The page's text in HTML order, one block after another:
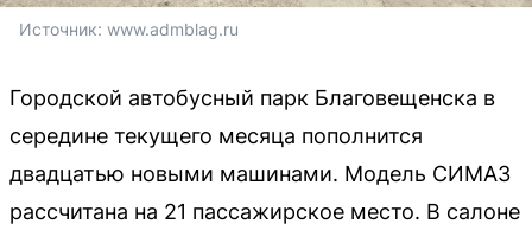
Источник: www.admblag.ru
Городской автобусный парк Благовещенска в
середине текущего месяца пополнится
двадцатью новыми машинами. Модель СИМАЗ
рассчитана на 21 пассажирское место. В салоне